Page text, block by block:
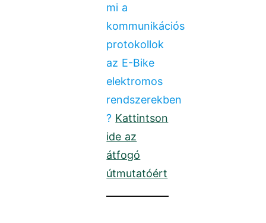
mi a
kommunikációs
protokollok
az E-Bike
elektromos
rendszerekben
? Kattintson
ide az
átfogó
útmutatóért